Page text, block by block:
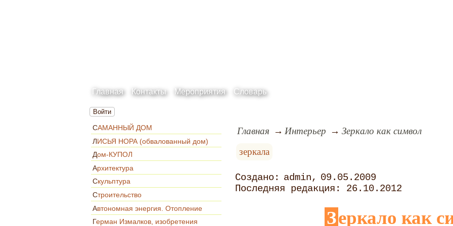
Главная Контакты Мероприятия Словарь
Войти
САМАННЫЙ ДОМ
ЛИСЬЯ НОРА (обвалованный дом)
Дом-КУПОЛ
Архитектура
Скульптура
Строительство
Автономная энергия. Отопление
Герман Измалков, изобретения
Главная Интерьер
Зеркало как символ
зеркала
admin
09.05.2009
26.10.2012
Зеркало как